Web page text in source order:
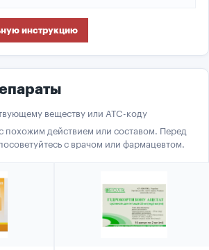
инструкцию
веществу или ATC-коду
похожим действием или составом. Перед
с врачом или фармацевтом.